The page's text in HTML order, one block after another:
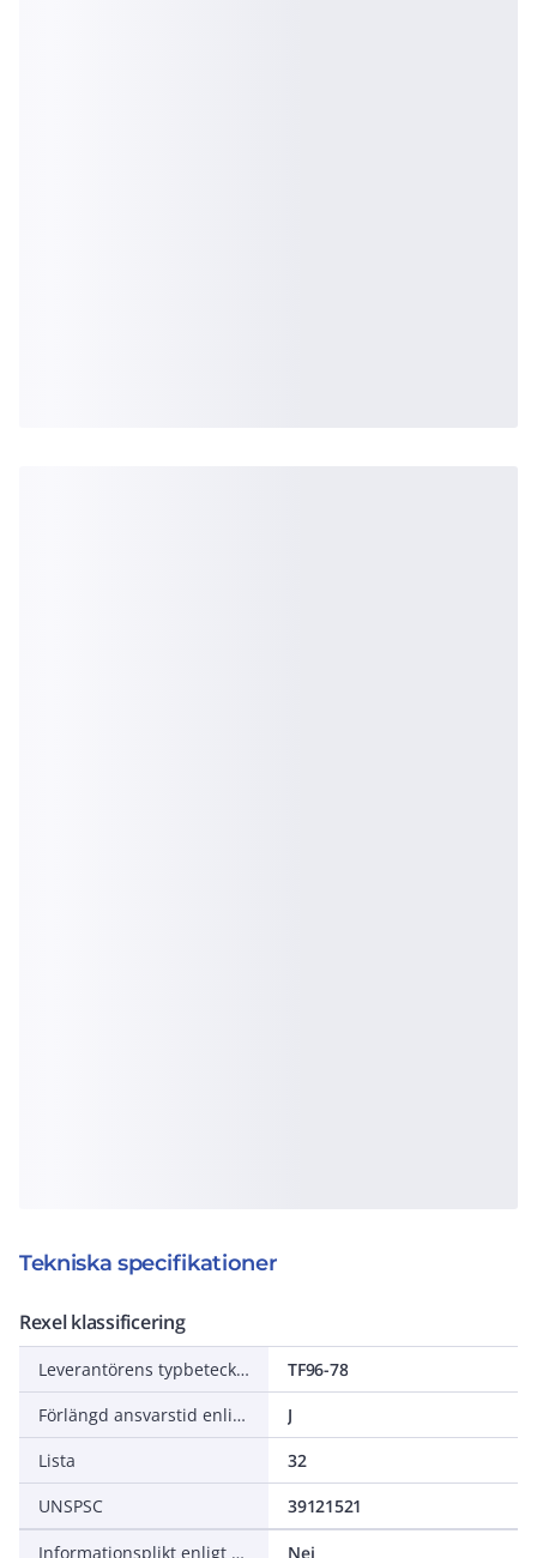
Tekniska specifikationer
Rexel klassificering
Leverantörens typbeteckning
TF96-78
Förlängd ansvarstid enligt ALEM-09
J
Lista
32
UNSPSC
39121521
Informationsplikt enligt REACH
Nej